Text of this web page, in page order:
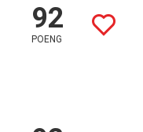
92
POENG